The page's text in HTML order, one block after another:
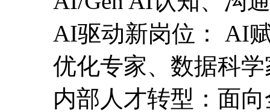
AI驱动新岗位： AI
优化专家、数据科
内部人才转型：面向